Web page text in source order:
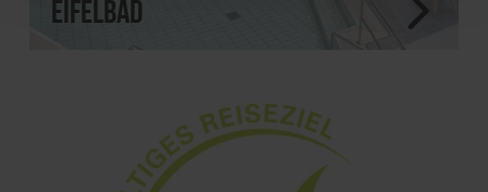
eifelbad